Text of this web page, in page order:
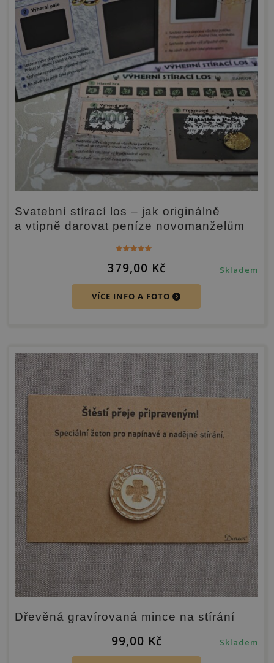
Svatební stírací los – jak originálně
a vtipně darovat peníze novomanželům
5.00
z 5
379,00 Kč Skladem
VÍCE INFO A FOTO
Dřevěná gravírovaná mince na stírání
99,00 Kč Skladem